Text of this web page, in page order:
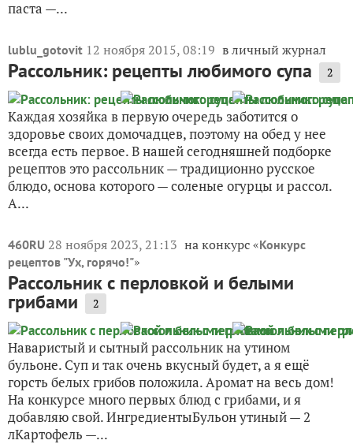
паста —...
lublu_gotovit 12 ноября 2015, 08:19 в личный журнал
Рассольник: рецепты любимого супа 2
Каждая хозяйка в первую очередь заботится о
здоровье своих домочадцев, поэтому на обед у нее
всегда есть первое. В нашей сегодняшней подборке
рецептов это рассольник — традиционно русское
блюдо, основа которого — соленые огурцы и рассол.
А...
460RU 28 ноября 2023, 21:13 на конкурс «Конкурс
рецептов "Ух, горячо!"»
Рассольник с перловкой и белыми
грибами 2
Наваристый и сытный рассольник на утином
бульоне. Суп и так очень вкусный будет, а я ещё
горсть белых грибов положила. Аромат на весь дом!
На конкурсе много первых блюд с грибами, и я
добавляю свой. ИнгредиентыБульон утиный — 2
лКартофель —...